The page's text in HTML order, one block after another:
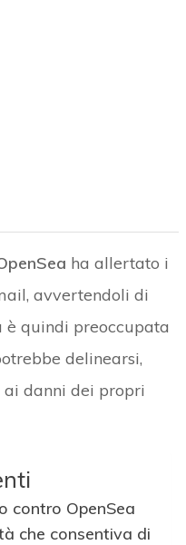
ha allertato i
avvertendoli di
è quindi preoccupata
delinearsi,
ai danni dei propri
contro OpenSea
che consentiva di